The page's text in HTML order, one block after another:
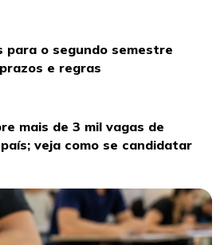
para o segundo semestre
e regras
mais de 3 mil vagas de
veja como se candidatar